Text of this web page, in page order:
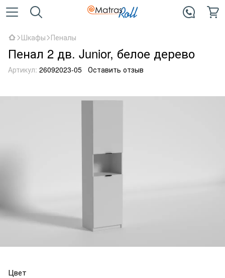
Шкафы Пеналы
Пенал 2 дв. Junior, белое дерево
Артикул: 26092023-05 Оставить отзыв
Цвет